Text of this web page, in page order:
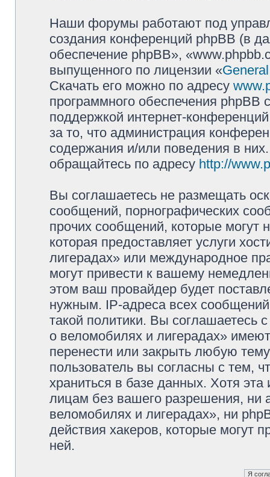
Наши форумы работают под
создания конференций phpBB (в
обеспечение phpBB»,
выпущенного по лицензии «
Скачать его можно по адресу
программного обеспечения phpBB
поддержкой интернет-
за то, что администрация
содержания и/или поведения в
обращайтесь по адресу http://
Вы соглашаетесь не размещать
сообщений, порнографических
прочих сообщений, которые могут
которая предоставляет услуги
лигерадах» или международное
могут привести к вашему
этом ваш провайдер будет
нужным. IP-адреса всех
такой политики. Вы
о веломобилях и лигерадах»
перенести или закрыть любую
пользователь вы согласны с тем,
храниться в базе данных. Хотя
лицам без вашего разрешения, ни
веломобилях и лигерадах», ни
действия хакеров, которые могут
ней.